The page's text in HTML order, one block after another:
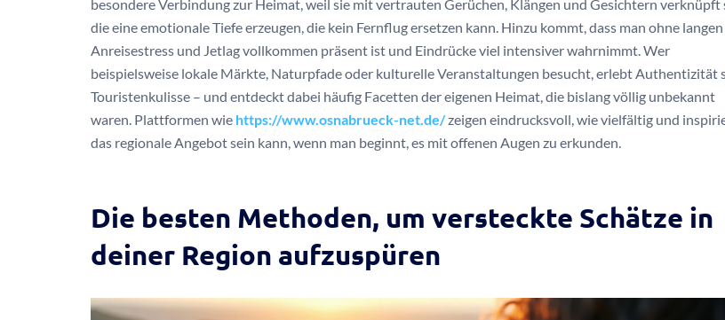
besondere Verbindung zur Heimat, weil sie mit vertrauten Gerüchen, Klängen und Gesichtern verknüpft
die eine emotionale Tiefe erzeugen, die kein Fernflug ersetzen kann. Hinzu kommt, dass man ohne langen
Anreisestress und Jetlag vollkommen präsent ist und Eindrücke viel intensiver wahrnimmt. Wer
beispielsweise lokale Märkte, Naturpfade oder kulturelle Veranstaltungen besucht, erlebt Authentizität
Touristenkulisse – und entdeckt dabei häufig Facetten der eigenen Heimat, die bislang völlig unbekannt
waren. Plattformen wie https://www.osnabrueck-net.de/zeigen eindrucksvoll, wie vielfältig und
das regionale Angebot sein kann, wenn man beginnt, es mit offenen Augen zu erkunden.
Die besten Methoden, um versteckte Schätze in
deiner Region aufzuspüren